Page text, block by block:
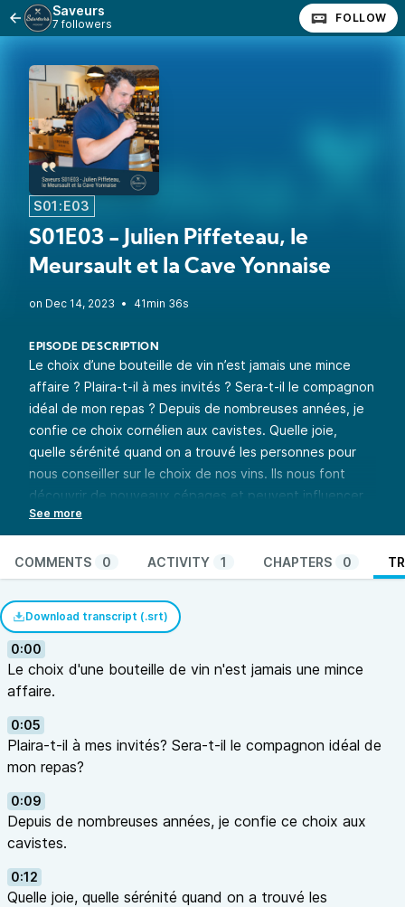
Saveurs
7 followers FOLLOW
S01:E03
S01E03 - Julien Piffeteau, le
Meursault et la Cave Yonnaise
• 41min 36s
EPISODE DESCRIPTION
Le choix d’une bouteille de vin n’est jamais une mince
affaire ? Plaira-t-il à mes invités ? Sera-t-il le compagnon
idéal de mon repas ? Depuis de nombreuses années, je
confie ce choix cornélien aux cavistes. Quelle joie,
quelle sérénité quand on a trouvé les personnes pour
nous conseiller sur le choix de nos vins. Ils nous font
découvrir de nouveaux cépages et peuvent influencer
sur l’orientation du menu que nous préparons dans notre
tête depuis quelques semaines. Il a rejoint l’équipe de la
Cave Yonnaise il y a maintenant quelques années, il a un
faible pour les vins de Savoie mais aussi pour le whisky.
Aujourd’hui, c’est Julien qui s’assoit à la table de Saveurs.
Si vous souhaitez suivre l’aventure de Saveurs :
Rejoignez-nous
COMMENTS 0 ACTIVITY 1 CHAPTERS 0
Download transcript (.srt)
0:00
Le choix d'une bouteille de vin n'est jamais une mince
affaire.
0:05
Plaira-t-il à mes invités? Sera-t-il le compagnon idéal de
mon repas?
0:09
Depuis de nombreuses années, je confie ce choix aux
cavistes.
0:12
Quelle joie, quelle sérénité quand on a trouvé les